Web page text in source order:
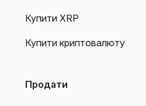
Купити XRP
Купити криптовалюту
Продати